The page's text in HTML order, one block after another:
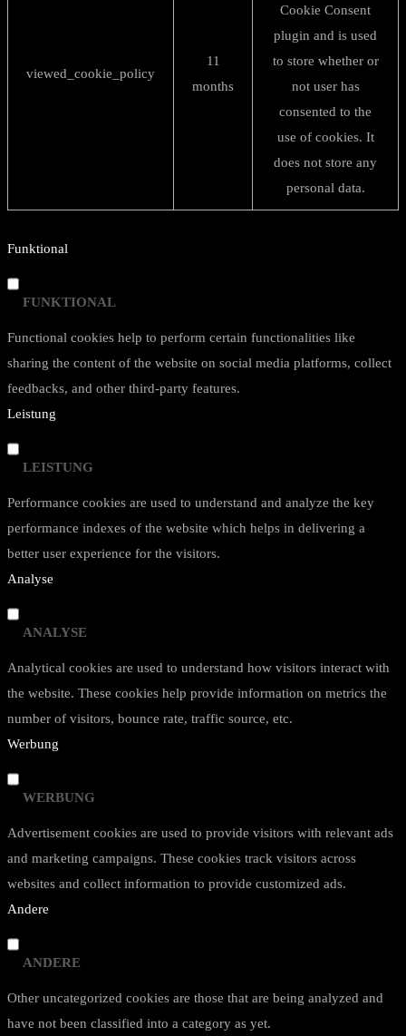
viewed_cookie_policy
11
months
Cookie Consent
plugin and is used
to store whether or
not user has
consented to the
use of cookies. It
does not store any
personal data.
Funktional
FUNKTIONAL
Functional cookies help to perform certain functionalities like
sharing the content of the website on social media platforms, collect
feedbacks, and other third-party features.
Leistung
LEISTUNG
Performance cookies are used to understand and analyze the key
performance indexes of the website which helps in delivering a
better user experience for the visitors.
Analyse
ANALYSE
Analytical cookies are used to understand how visitors interact with
the website. These cookies help provide information on metrics the
number of visitors, bounce rate, traffic source, etc.
Werbung
WERBUNG
Advertisement cookies are used to provide visitors with relevant ads
and marketing campaigns. These cookies track visitors across
websites and collect information to provide customized ads.
Andere
ANDERE
Other uncategorized cookies are those that are being analyzed and
have not been classified into a category as yet.